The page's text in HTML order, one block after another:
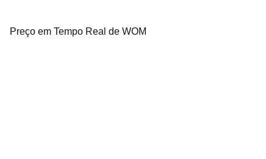
Preço em Tempo Real de WOM